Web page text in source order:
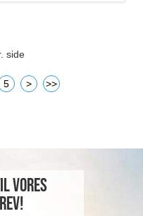
side
5 > >>
vores